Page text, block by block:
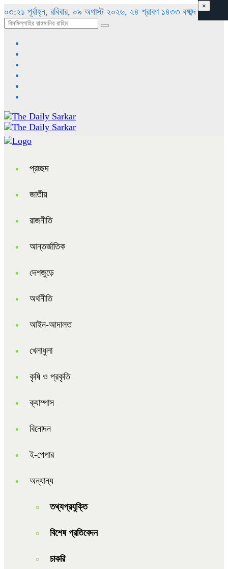
০৩:২১ পূর্বাহ্ন, রবিবার, ০৯ অগাস্ট ২০২৬, ২৪ শ্রাবণ ১৪৩৩ বঙ্গাব্দ
প্রচ্ছদ
জাতীয়
রাজনীতি
আন্তর্জাতিক
দেশজুড়ে
অর্থনীতি
আইন-আদালত
খেলাধুলা
কৃষি ও প্রকৃতি
ক্যাম্পাস
বিনোদন
ই-পেপার
অন্যান্য
তথ্যপ্রযুক্তি
বিশেষ প্রতিবেদন
চাকরি
×